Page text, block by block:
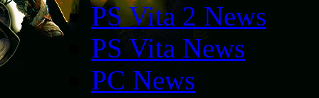
PS Vita 2 News
PS Vita News
PC News